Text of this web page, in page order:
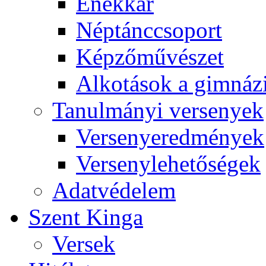
Néptánccsoport
Képzőművészet
Alkotások a
Tanulmányi versenyek
Versenyeredmények
Versenylehetőségek
Adatvédelem
Szent Kinga
Versek